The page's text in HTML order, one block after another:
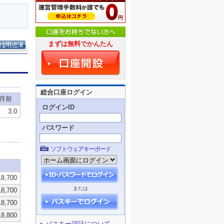
まずは無料でかんたん
総合口座ログイン
ログインID
パスワード
ソフトウェアキーボード
または